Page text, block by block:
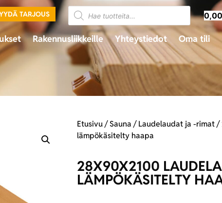
TARJOUS
Rakennusliikkeille Yhteystiedot Oma tili
Etusivu/Sauna /Laudelaudat ja -rimat/
lämpökäsitelty haapa
28X90X2100
LÄMPÖKÄSITELTY